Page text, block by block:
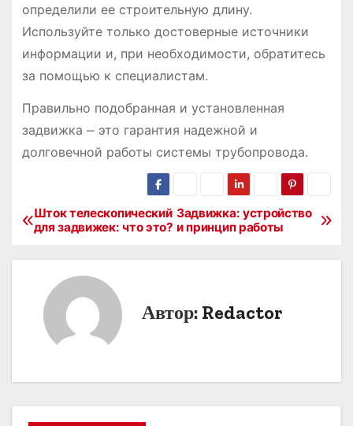
определили ее строительную длину.
Используйте только достоверные источники
информации и, при необходимости, обратитесь
за помощью к специалистам.
Правильно подобранная и установленная
задвижка ⎼ это гарантия надежной и
долговечной работы системы трубопровода.
Н
а
Задвижка: устройство
и принцип работы
Шток телескопический
для задвижек: что это?
Автор: Redactor